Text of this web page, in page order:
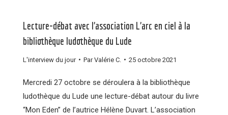
Lecture-débat avec l’association L’arc en ciel à la
bibliothèque ludothèque du Lude
L'interview du jour ParValérie C. 25 octobre 2021
Mercredi 27 octobre se déroulera à la bibliothèque
ludothèque du Lude une lecture-débat autour du livre
“Mon Eden” de l’autrice Hélène Duvart. L’association